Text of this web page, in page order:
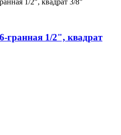
гранная 1/2", квадрат